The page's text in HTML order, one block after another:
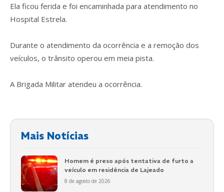
Ela ficou ferida e foi encaminhada para atendimento no
Hospital Estrela.
Durante o atendimento da ocorrência e a remoção dos
veículos, o trânsito operou em meia pista.
A Brigada Militar atendeu a ocorrência.
Mais Notícias
Homem é preso após tentativa de furto a
veículo em residência de Lajeado
8 de agosto de 2026